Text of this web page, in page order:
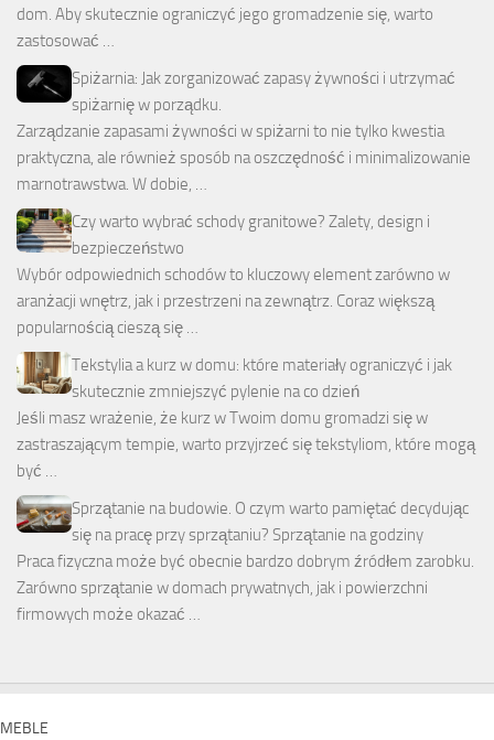
dom. Aby skutecznie ograniczyć jego gromadzenie się, warto
zastosować …
Spiżarnia: Jak zorganizować zapasy żywności i utrzymać
spiżarnię w porządku.
Zarządzanie zapasami żywności w spiżarni to nie tylko kwestia
praktyczna, ale również sposób na oszczędność i minimalizowanie
marnotrawstwa. W dobie, …
Czy warto wybrać schody granitowe? Zalety, design i
bezpieczeństwo
Wybór odpowiednich schodów to kluczowy element zarówno w
aranżacji wnętrz, jak i przestrzeni na zewnątrz. Coraz większą
popularnością cieszą się …
Tekstylia a kurz w domu: które materiały ograniczyć i jak
skutecznie zmniejszyć pylenie na co dzień
Jeśli masz wrażenie, że kurz w Twoim domu gromadzi się w
zastraszającym tempie, warto przyjrzeć się tekstyliom, które mogą
być …
Sprzątanie na budowie. O czym warto pamiętać decydując
się na pracę przy sprzątaniu? Sprzątanie na godziny
Praca fizyczna może być obecnie bardzo dobrym źródłem zarobku.
Zarówno sprzątanie w domach prywatnych, jak i powierzchni
firmowych może okazać …
MEBLE